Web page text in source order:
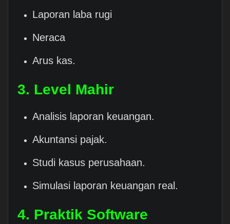
Laporan laba rugi
Neraca
Arus kas.
3. Level Mahir
Analisis laporan keuangan.
Akuntansi pajak.
Studi kasus perusahaan.
Simulasi laporan keuangan real.
4. Praktik Software